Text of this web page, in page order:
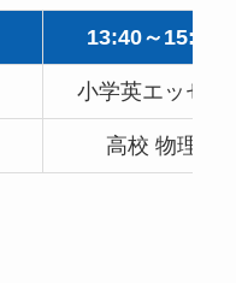
13:40～15:10
小学英エッセイ
高校 物理